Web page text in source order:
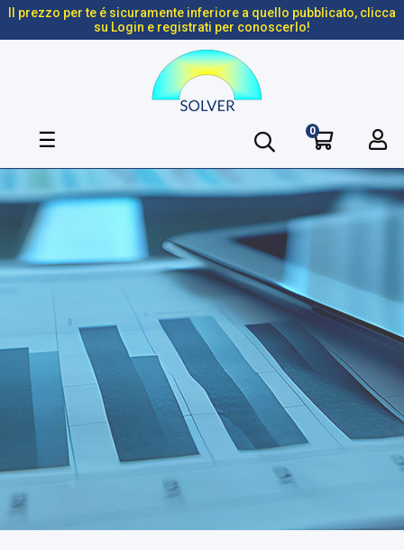
Il prezzo per te é sicuramente inferiore a quello pubblicato, clicca
su Login e registrati per conoscerlo!
navigazione
☰ 0